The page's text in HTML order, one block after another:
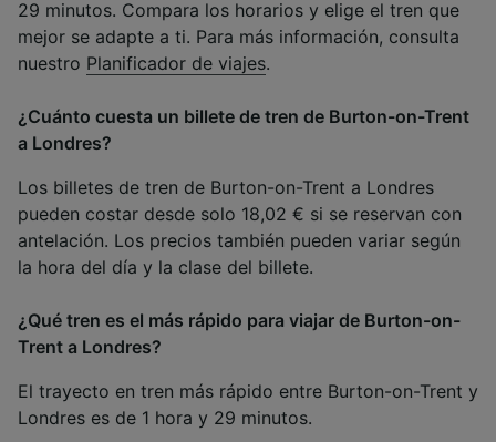
29 minutos. Compara los horarios y elige el tren que
mejor se adapte a ti. Para más información, consulta
nuestro Planificador de viajes.
¿Cuánto cuesta un billete de tren de Burton-on-Trent
a Londres?
Los billetes de tren de Burton-on-Trent a Londres
pueden costar desde solo 18,02 € si se reservan con
antelación. Los precios también pueden variar según
la hora del día y la clase del billete.
¿Qué tren es el más rápido para viajar de Burton-on-
Trent a Londres?
El trayecto en tren más rápido entre Burton-on-Trent y
Londres es de 1 hora y 29 minutos.